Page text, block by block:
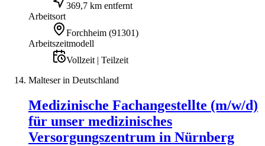
369,7 km entfernt
Arbeitsort
Forchheim (91301)
Arbeitszeitmodell
Vollzeit | Teilzeit
Malteser in Deutschland
Medizinische Fachangestellte (m/w/d)
für unser medizinisches
Versorgungszentrum in Nürnberg